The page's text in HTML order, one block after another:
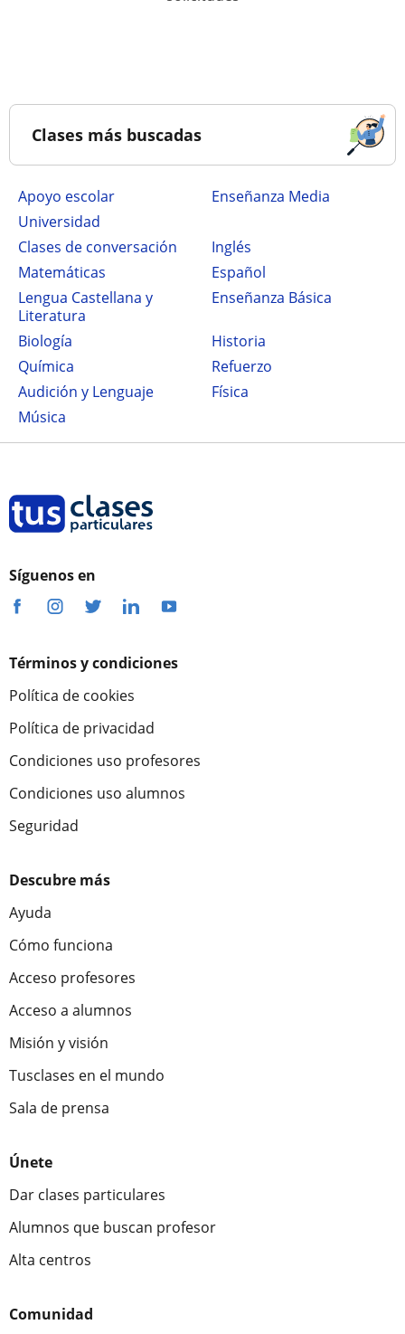
Clases más buscadas
Apoyo escolar
Enseñanza Media
Universidad
Clases de conversación
Inglés
Matemáticas
Español
Lengua Castellana y
Literatura
Enseñanza Básica
Biología
Historia
Química
Refuerzo
Audición y Lenguaje
Física
Música
Síguenos en
Términos y condiciones
Política de cookies
Política de privacidad
Condiciones uso profesores
Condiciones uso alumnos
Seguridad
Descubre más
Ayuda
Cómo funciona
Acceso profesores
Acceso a alumnos
Misión y visión
Tusclases en el mundo
Sala de prensa
Únete
Dar clases particulares
Alumnos que buscan profesor
Alta centros
Comunidad